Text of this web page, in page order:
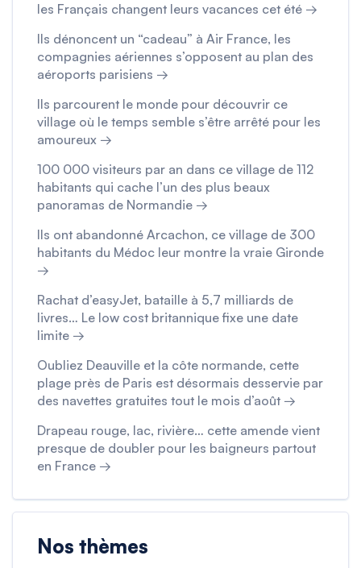
les Français changent leurs vacances cet été →
Ils dénoncent un “cadeau” à Air France, les
compagnies aériennes s’opposent au plan des
aéroports parisiens →
Ils parcourent le monde pour découvrir ce
village où le temps semble s’être arrêté pour les
amoureux →
100 000 visiteurs par an dans ce village de 112
habitants qui cache l’un des plus beaux
panoramas de Normandie →
Ils ont abandonné Arcachon, ce village de 300
habitants du Médoc leur montre la vraie Gironde
→
Rachat d’easyJet, bataille à 5,7 milliards de
livres… Le low cost britannique fixe une date
limite →
Oubliez Deauville et la côte normande, cette
plage près de Paris est désormais desservie par
des navettes gratuites tout le mois d’août →
Drapeau rouge, lac, rivière… cette amende vient
presque de doubler pour les baigneurs partout
en France →
Nos thèmes